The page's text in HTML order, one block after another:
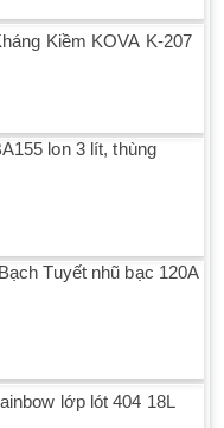
Kiềm KOVA K-207
lon 3 lít, thùng
Tuyết nhũ bạc 120A
Sơn nước gốc dầu Rainbow lớp lót 404 18L